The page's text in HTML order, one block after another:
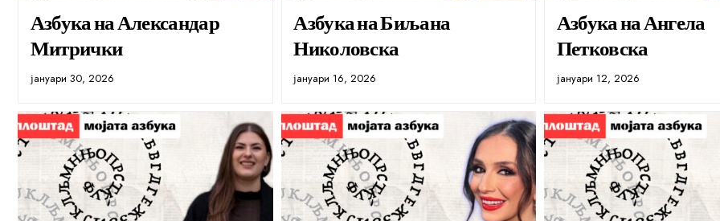
Азбука на Александар
Митрички
јануари 30, 2026
Азбука на Биљана
Николовска
јануари 16, 2026
Азбука на Ангела
Петковска
јануари 12, 2026